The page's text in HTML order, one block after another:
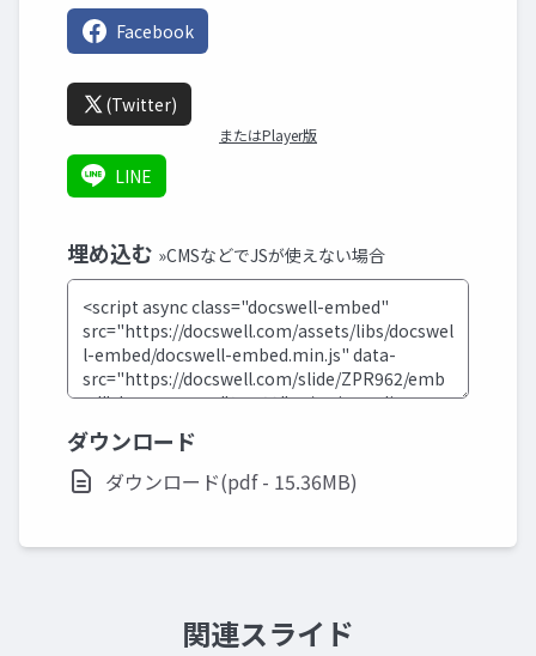
Facebook
(Twitter)
またはPlayer版
LINE
埋め込む »CMSなどでJSが使えない場合
ダウンロード
ダウンロード(pdf - 15.36MB)
関連スライド